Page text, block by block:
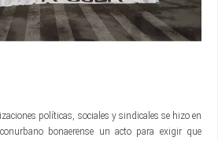
políticas, sociales y sindicales se hizo en
bonaerense un acto para exigir que